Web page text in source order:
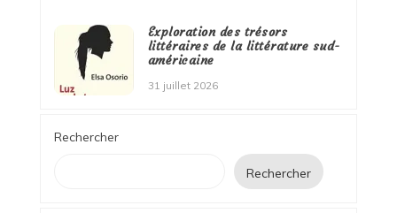
Exploration des trésors
littéraires de la littérature sud-
américaine
31 juillet 2026
Rechercher
Rechercher